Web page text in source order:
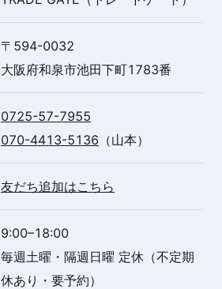
〒594-0032
大阪府和泉市池田下町1783番
0725-57-7955
070-4413-5136 （山本）
友だち追加はこちら
9:00–18:00
毎週土曜・隔週日曜 定休（不定期
休あり・要予約）